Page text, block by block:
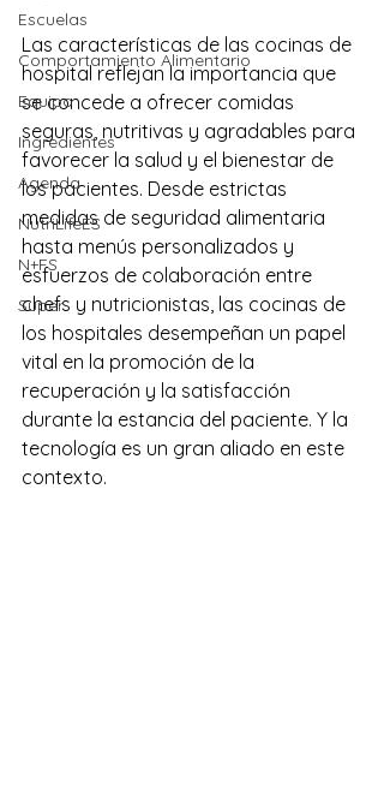
Escuelas
Comportamiento Alimentario
Equipo
Ingredientes
Agenda
NutriLifeES
N+FS
Super
Las características de las cocinas de
hospital reflejan la importancia que
se concede a ofrecer comidas
seguras, nutritivas y agradables para
favorecer la salud y el bienestar de
los pacientes. Desde estrictas
medidas de seguridad alimentaria
hasta menús personalizados y
esfuerzos de colaboración entre
chefs y nutricionistas, las cocinas de
los hospitales desempeñan un papel
vital en la promoción de la
recuperación y la satisfacción
durante la estancia del paciente. Y la
tecnología es un gran aliado en este
contexto.